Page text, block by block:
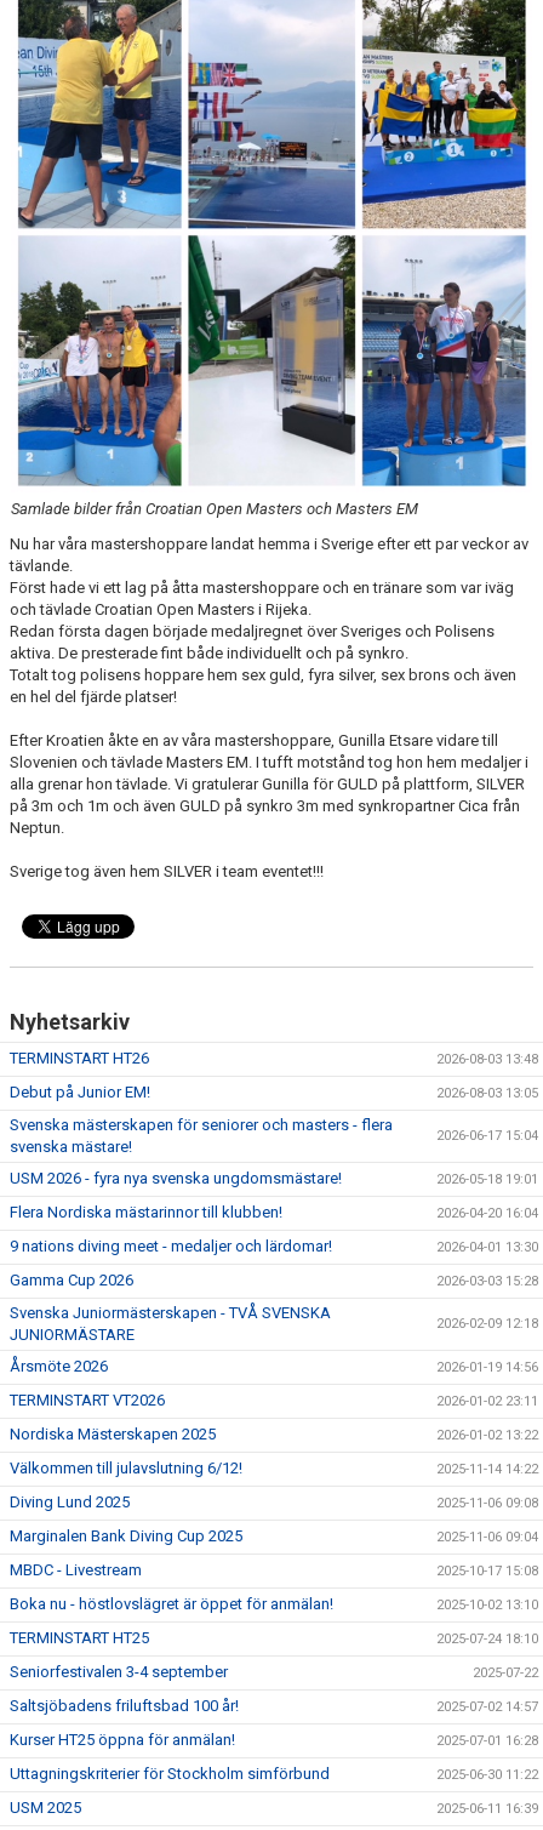
PRIVATLEKTION
SKOLOR/FÖRENINGAR
PRESENTKORT
Samlade bilder från Croatian Open Masters och Masters EM
Nu har våra mastershoppare landat hemma i Sverige efter ett par veckor av
tävlande.
Först hade vi ett lag på åtta mastershoppare och en tränare som var iväg
och tävlade Croatian Open Masters i Rijeka.
Redan första dagen började medaljregnet över Sveriges och Polisens
aktiva. De presterade fint både individuellt och på synkro.
Totalt tog polisens hoppare hem sex guld, fyra silver, sex brons och även
en hel del fjärde platser!
Efter Kroatien åkte en av våra mastershoppare, Gunilla Etsare vidare till
Slovenien och tävlade Masters EM. I tufft motstånd tog hon hem medaljer i
alla grenar hon tävlade. Vi gratulerar Gunilla för GULD på plattform, SILVER
på 3m och 1m och även GULD på synkro 3m med synkropartner Cica från
Neptun.
Sverige tog även hem SILVER i team eventet!!!
Nyhetsarkiv
TERMINSTART HT26 2026-08-03 13:48
Debut på Junior EM! 2026-08-03 13:05
Svenska mästerskapen för seniorer och masters - flera
svenska mästare!
2026-06-17 15:04
USM 2026 - fyra nya svenska ungdomsmästare! 2026-05-18 19:01
Flera Nordiska mästarinnor till klubben! 2026-04-20 16:04
9 nations diving meet - medaljer och lärdomar! 2026-04-01 13:30
Gamma Cup 2026 2026-03-03 15:28
Svenska Juniormästerskapen - TVÅ SVENSKA
JUNIORMÄSTARE
2026-02-09 12:18
Årsmöte 2026 2026-01-19 14:56
TERMINSTART VT2026 2026-01-02 23:11
Nordiska Mästerskapen 2025 2026-01-02 13:22
Välkommen till julavslutning 6/12! 2025-11-14 14:22
Diving Lund 2025 2025-11-06 09:08
Marginalen Bank Diving Cup 2025 2025-11-06 09:04
MBDC - Livestream 2025-10-17 15:08
Boka nu - höstlovslägret är öppet för anmälan! 2025-10-02 13:10
TERMINSTART HT25 2025-07-24 18:10
Seniorfestivalen 3-4 september 2025-07-22
Saltsjöbadens friluftsbad 100 år! 2025-07-02 14:57
Kurser HT25 öppna för anmälan! 2025-07-01 16:28
Uttagningskriterier för Stockholm simförbund 2025-06-30 11:22
USM 2025 2025-06-11 16:39